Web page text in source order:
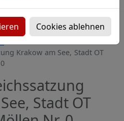
Krakow am See, Stadt OT
Stadt OT
Cookies ablehnen